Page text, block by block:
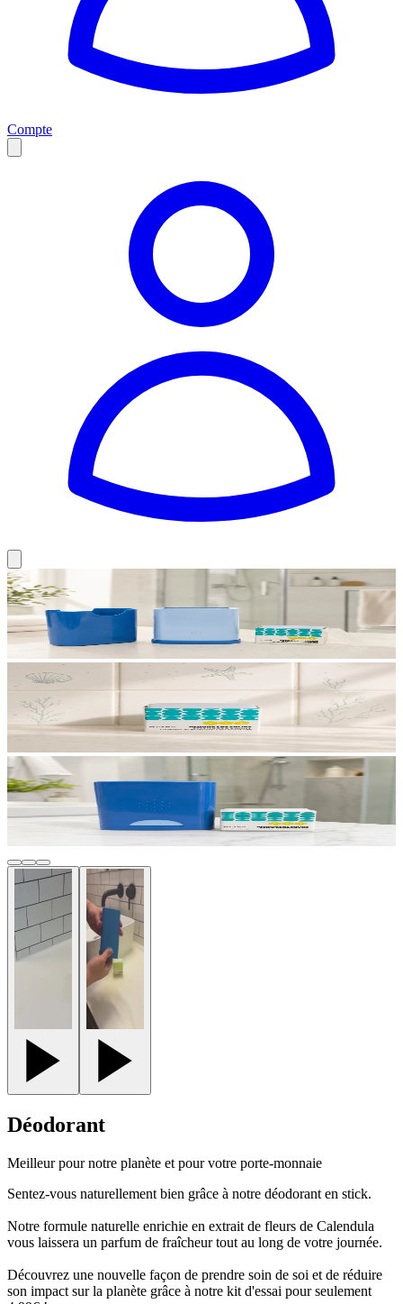
Compte
Déodorant
Meilleur pour notre planète et pour votre porte-monnaie
Sentez-vous naturellement bien grâce à notre déodorant en stick.
Notre formule naturelle enrichie en extrait de fleurs de Calendula
vous laissera un parfum de fraîcheur tout au long de votre journée.
Découvrez une nouvelle façon de prendre soin de soi et de réduire
son impact sur la planète grâce à notre kit d'essai pour seulement